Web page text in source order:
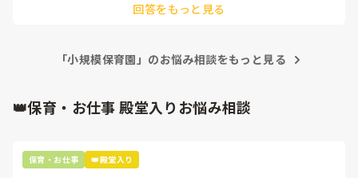
〇〇組、〇名、全員居ます！
でも、企業園の保育園パートで
さあ行こうか~さあ帰ろうか~
回答をもっと見る
「小規模保育園」のお悩み相談をもっと見る
👑保育・お仕事 殿堂入りお悩み相談
保育・お仕事 👑殿堂入り